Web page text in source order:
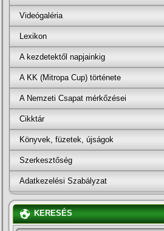
Videógaléria
Lexikon
A kezdetektől napjainkig
A KK (Mitropa Cup) története
A Nemzeti Csapat mérkőzései
Cikktár
Könyvek, füzetek, újságok
Szerkesztőség
Adatkezelési Szabályzat
KERESÉS